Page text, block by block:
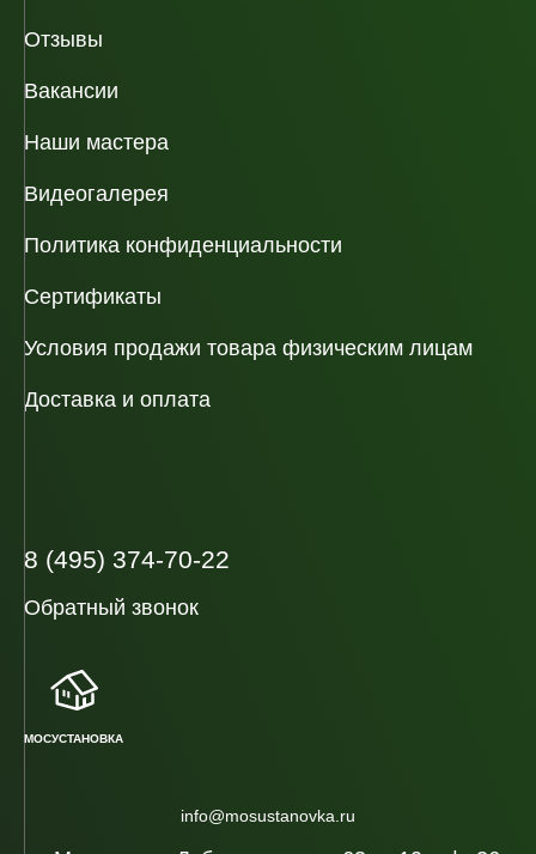
Отзывы
Вакансии
Наши мастера
Видеогалерея
Политика конфиденциальности
Сертификаты
Условия продажи товара физическим лицам
Доставка и оплата
info@mosustanovka.ru
8 (495) 374-70-22
Обратный звонок
МОСУСТАНОВКА